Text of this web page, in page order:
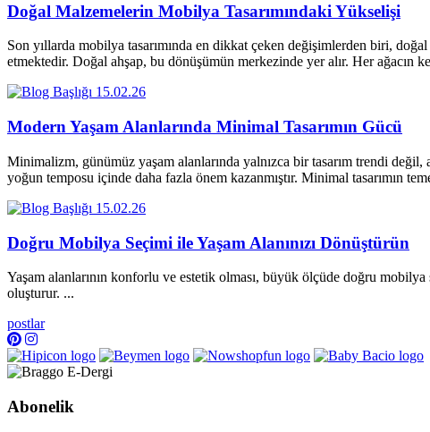
Doğal Malzemelerin Mobilya Tasarımındaki Yükselişi
Son yıllarda mobilya tasarımında en dikkat çeken değişimlerden biri,
etmektedir. Doğal ahşap, bu dönüşümün merkezinde yer alır. Her ağacın
15.02.26
Modern Yaşam Alanlarında Minimal Tasarımın Gücü
Minimalizm, günümüz yaşam alanlarında yalnızca bir tasarım trendi
yoğun temposu içinde daha fazla önem kazanmıştır. Minimal tasarımın
15.02.26
Doğru Mobilya Seçimi ile Yaşam Alanınızı Dönüştürün
Yaşam alanlarının konforlu ve estetik olması, büyük ölçüde doğru
oluşturur. ...
postlar
Abonelik